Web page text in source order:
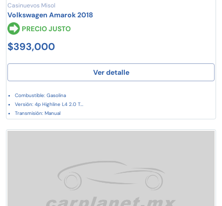
Casinuevos Misol
Volkswagen Amarok 2018
PRECIO JUSTO
$393,000
Ver detalle
Combustible: Gasolina
Versión: 4p Highline L4 2.0 T...
Transmisión: Manual